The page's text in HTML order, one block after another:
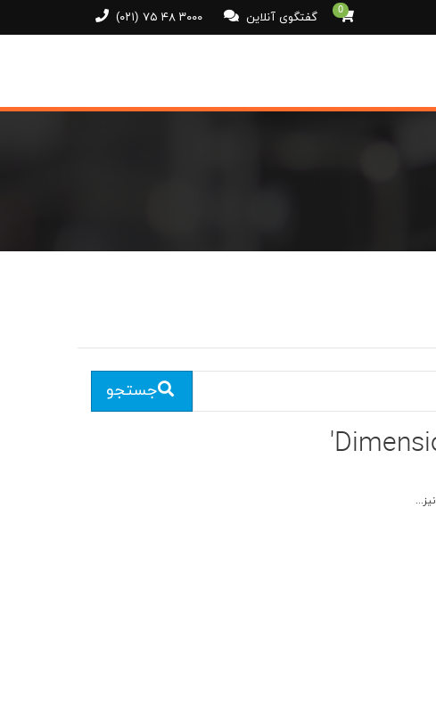
(۰۲۱) ۷۵ ۴۸ ۳۰۰۰ گفتگوی آنلاین 0
جستجو